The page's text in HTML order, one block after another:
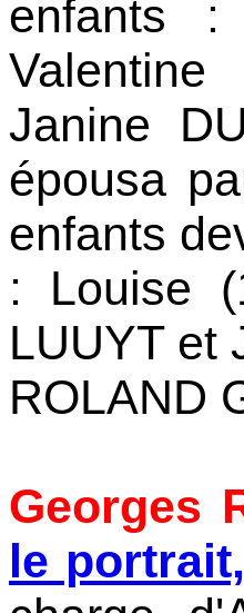
enfants :
Janine
épousa
enfants
: Louise
LUUYT et
ROLAND
Georges
le portrait,